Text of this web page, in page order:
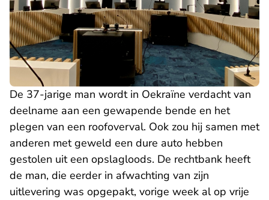
De 37-jarige man wordt in Oekraïne verdacht van
deelname aan een gewapende bende en het
plegen van een roofoverval. Ook zou hij samen met
anderen met geweld een dure auto hebben
gestolen uit een opslagloods. De rechtbank heeft
de man, die eerder in afwachting van zijn
uitlevering was opgepakt, vorige week al op vrije